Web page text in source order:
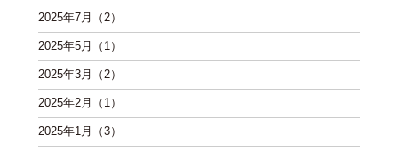
2025年7月（2）
2025年5月（1）
2025年3月（2）
2025年2月（1）
2025年1月（3）